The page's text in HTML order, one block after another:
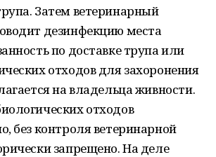
Затем ветеринарный
дезинфекцию места
по доставке трупа или
отходов для захоронения
на владельца живности.
отходов
без контроля ветеринарной
запрещено. На деле